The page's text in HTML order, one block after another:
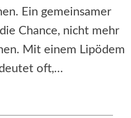
Ein gemeinsamer
Chance, nicht mehr
Mit einem Lipödem
oft,…